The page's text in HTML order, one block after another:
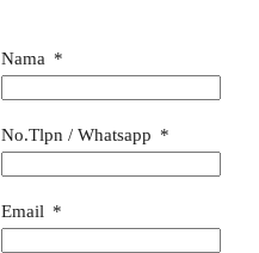
Nama
No.Tlpn / Whatsapp
Email